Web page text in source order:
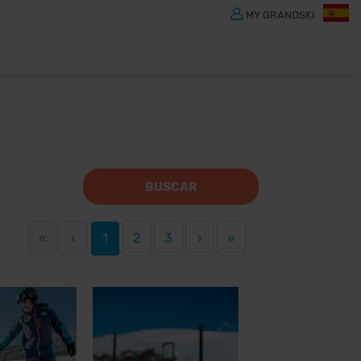
MY GRANDSKI
BUSCAR
« ‹ 1 2 3 › »